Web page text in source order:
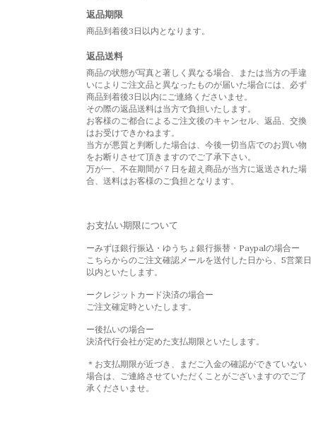
返品期限
商品到着後3日以内となります。
返品送料
商品の状態が写真と著しく異なる場合、または当方の手違
いによりご注文品と異なったものが届いた場合には、必ず
商品到着後3日以内にご連絡くださいませ。
その際の返品送料は当方で負担いたします。
お客様のご都合によるご注文後のキャンセル、返品、交換
はお受けできかねます。
当方が悪質と判断した場合は、今後一切当店でのお買い物
をお断りさせて頂きますのでご了承下さい。
万が一、不在期間が７日を超え商品が当方に返送された場
合、送料はお客様のご負担となります。
お支払い期限について
ーみずほ銀行振込・ゆうちょ銀行振替・Paypalの場合ー
こちらからのご注文確認メールを送付した日から、5営業日
以内といたします。
ークレジットカード決済の場合ー
ご注文確定時といたします。
ー後払いの場合ー
決済代行会社が定めた支払期限といたします。
＊お支払期限が近づき、まだご入金の確認ができていない
場合は、ご連絡させていただくことがございますのでご了
承くださいませ。